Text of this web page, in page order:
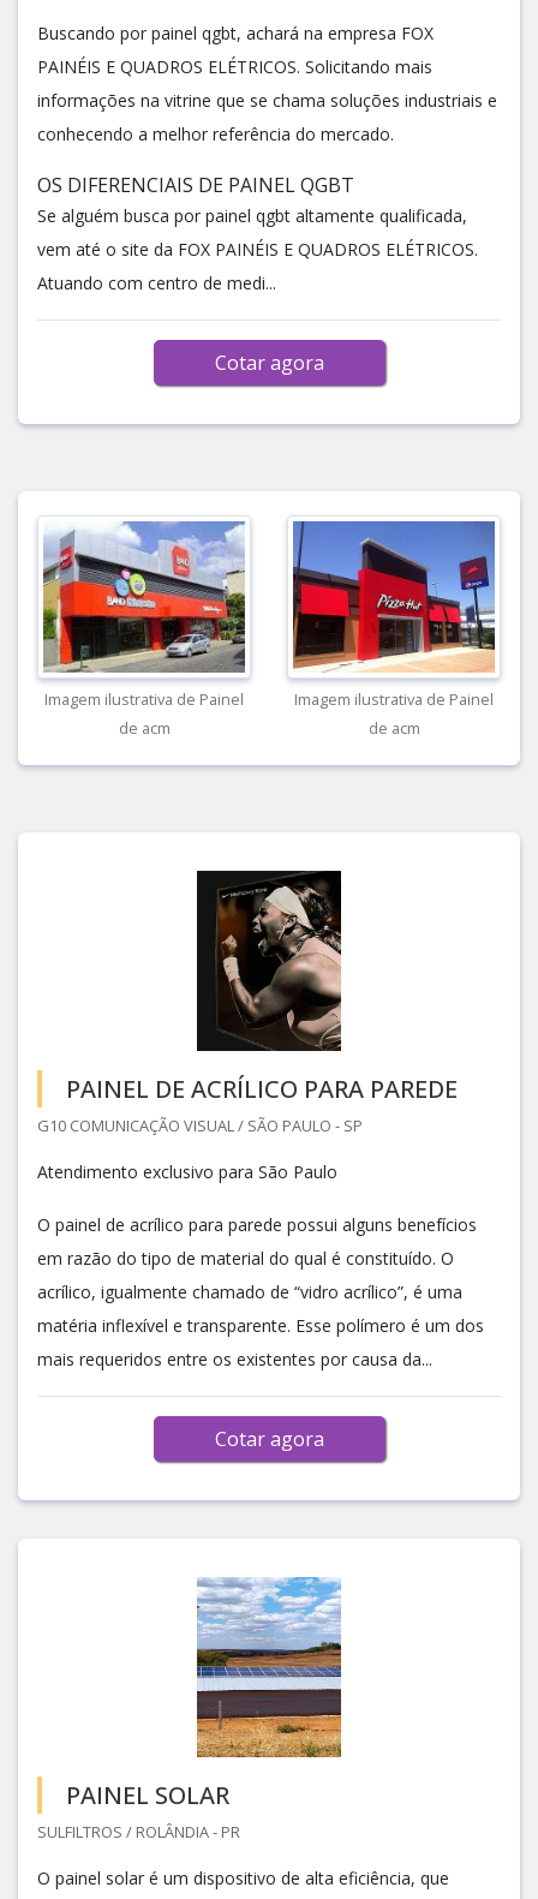
Buscando por painel qgbt, achará na empresa FOX
PAINÉIS E QUADROS ELÉTRICOS. Solicitando mais
informações na vitrine que se chama soluções industriais e
conhecendo a melhor referência do mercado.
OS DIFERENCIAIS DE PAINEL QGBT
Se alguém busca por painel qgbt altamente qualificada,
vem até o site da FOX PAINÉIS E QUADROS ELÉTRICOS.
Atuando com centro de medi...
Cotar agora
Imagem ilustrativa de Painel
de acm
Imagem ilustrativa de Painel
de acm
PAINEL DE ACRÍLICO PARA PAREDE
G10 COMUNICAÇÃO VISUAL / SÃO PAULO - SP
Atendimento exclusivo para São Paulo
O painel de acrílico para parede possui alguns benefícios
em razão do tipo de material do qual é constituído. O
acrílico, igualmente chamado de “vidro acrílico”, é uma
matéria inflexível e transparente. Esse polímero é um dos
mais requeridos entre os existentes por causa da...
Cotar agora
PAINEL SOLAR
SULFILTROS / ROLÂNDIA - PR
O painel solar é um dispositivo de alta eficiência, que